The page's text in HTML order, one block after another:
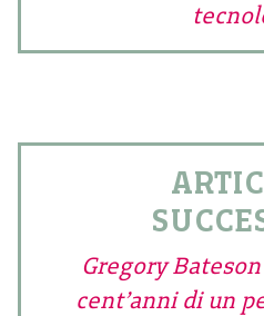
Gregory
cent’anni di un